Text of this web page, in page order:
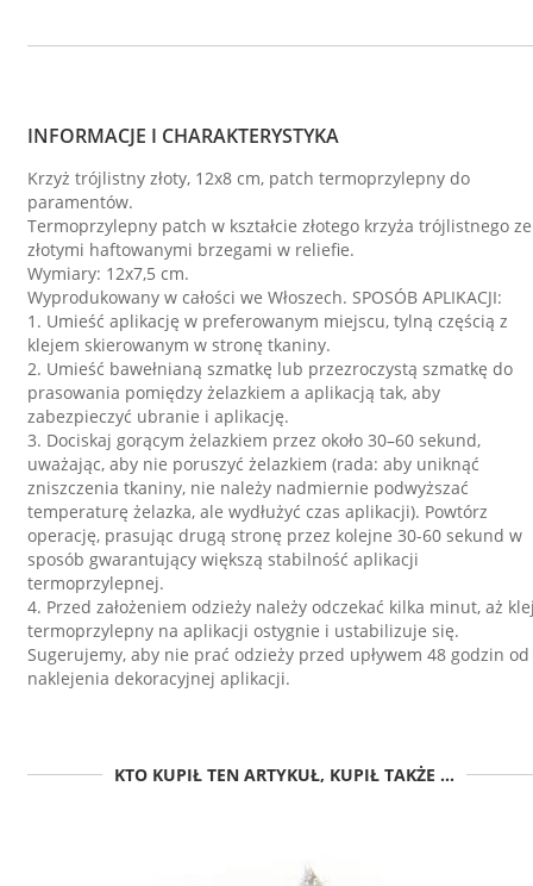
INFORMACJE I CHARAKTERYSTYKA
Krzyż trójlistny złoty, 12x8 cm, patch termoprzylepny do
paramentów.
Termoprzylepny patch w kształcie złotego krzyża trójlistnego ze
złotymi haftowanymi brzegami w reliefie.
Wymiary: 12x7,5 cm.
Wyprodukowany w całości we Włoszech. SPOSÓB APLIKACJI:
1. Umieść aplikację w preferowanym miejscu, tylną częścią z
klejem skierowanym w stronę tkaniny.
2. Umieść bawełnianą szmatkę lub przezroczystą szmatkę do
prasowania pomiędzy żelazkiem a aplikacją tak, aby
zabezpieczyć ubranie i aplikację.
3. Dociskaj gorącym żelazkiem przez około 30–60 sekund,
uważając, aby nie poruszyć żelazkiem (rada: aby uniknąć
zniszczenia tkaniny, nie należy nadmiernie podwyższać
temperaturę żelazka, ale wydłużyć czas aplikacji). Powtórz
operację, prasując drugą stronę przez kolejne 30-60 sekund w
sposób gwarantujący większą stabilność aplikacji
termoprzylepnej.
4. Przed założeniem odzieży należy odczekać kilka minut, aż
termoprzylepny na aplikacji ostygnie i ustabilizuje się.
Sugerujemy, aby nie prać odzieży przed upływem 48 godzin od
naklejenia dekoracyjnej aplikacji.
KTO KUPIŁ TEN ARTYKUŁ, KUPIŁ TAKŻE ...